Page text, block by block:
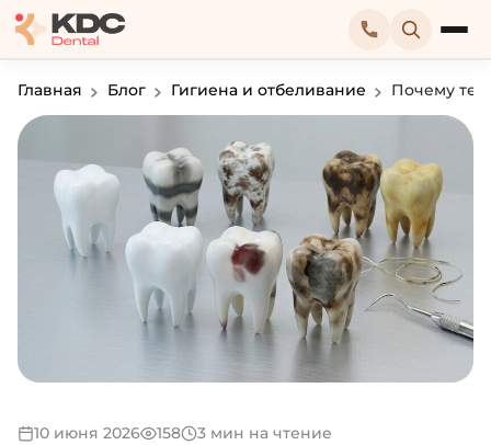
Главная Блог Гигиена и отбеливание Почему
10 июня 2026 158 3 мин на чтение